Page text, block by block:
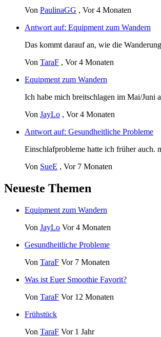
Von PaulinaGG , Vor 4 Monaten
Antwort auf: Equipment zum Wandern
Das kommt darauf an, wie die
Von TaraF , Vor 4 Monaten
Equipment zum Wandern
Ich habe mich breitschlagen im Mai/Juni
Von JayLo , Vor 4 Monaten
Antwort auf: Gesundheitliche Probleme
Einschlafprobleme hatte ich früher auch.
Von SueE , Vor 7 Monaten
Neueste Themen
Equipment zum Wandern
Von JayLo Vor 4 Monaten
Gesundheitliche Probleme
Von TaraF Vor 7 Monaten
Was ist Euer Smoothie Favorit?
Von TaraF Vor 12 Monaten
Frühstück
Von TaraF Vor 1 Jahr